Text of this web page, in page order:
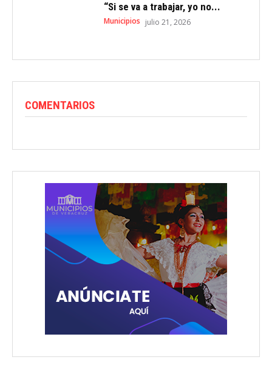
“Si se va a trabajar, yo no...
Municipios julio 21, 2026
COMENTARIOS